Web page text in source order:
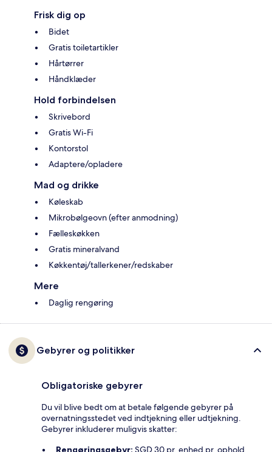
Frisk dig op
Bidet
Gratis toiletartikler
Hårtørrer
Håndklæder
Hold forbindelsen
Skrivebord
Gratis Wi-Fi
Kontorstol
Adaptere/opladere
Mad og drikke
Køleskab
Mikrobølgeovn (efter anmodning)
Fælleskøkken
Gratis mineralvand
Køkkentøj/tallerkener/redskaber
Mere
Daglig rengøring
Gebyrer og politikker
Obligatoriske gebyrer
Du vil blive bedt om at betale følgende gebyrer på
overnatningsstedet ved indtjekning eller udtjekning.
Gebyrer inkluderer muligvis skatter:
Rengøringsgebyr: SGD 30 pr. enhed pr. ophold